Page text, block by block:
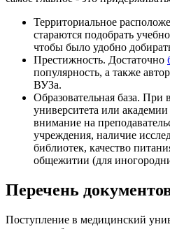
Территориальное
стараются подобрать
чтобы было удобно
Престижность. Достаточно
популярность, а также
ВУЗа.
Образовательная база. При
университета или
внимание на
учреждения, наличие
библиотек, качество
общежитии (для
Перечень
Поступление в медицинский